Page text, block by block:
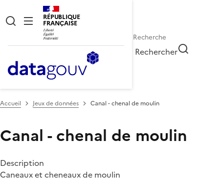
RÉPUBLIQUE
FRANÇAISE
Rechercher
Accueil Jeux de données Canal - chenal de moulin
Canal - chenal de moulin
Description
Caneaux et cheneaux de moulin